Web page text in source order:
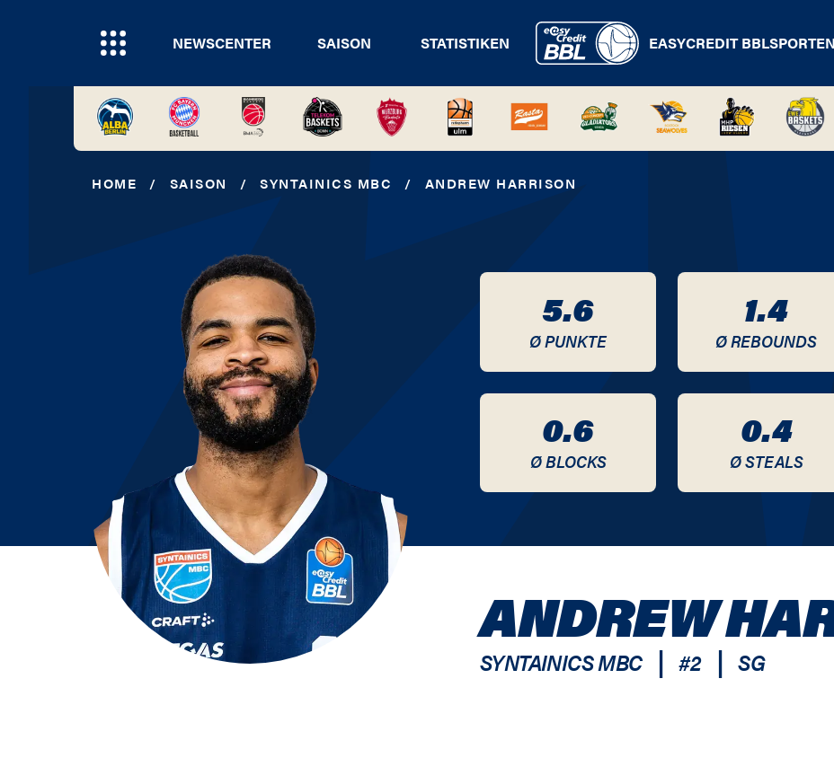
NEWSCENTER SAISON STATISTIKEN EASYCREDIT BBL
HOME / SAISON / SYNTAINICS MBC / ANDREW HARRISON
5.6
Ø PUNKTE
1.4
Ø REBOUNDS
0.6
Ø BLOCKS
0.4
Ø STEALS
ANDREW
SYNTAINICS MBC | #2 | SG